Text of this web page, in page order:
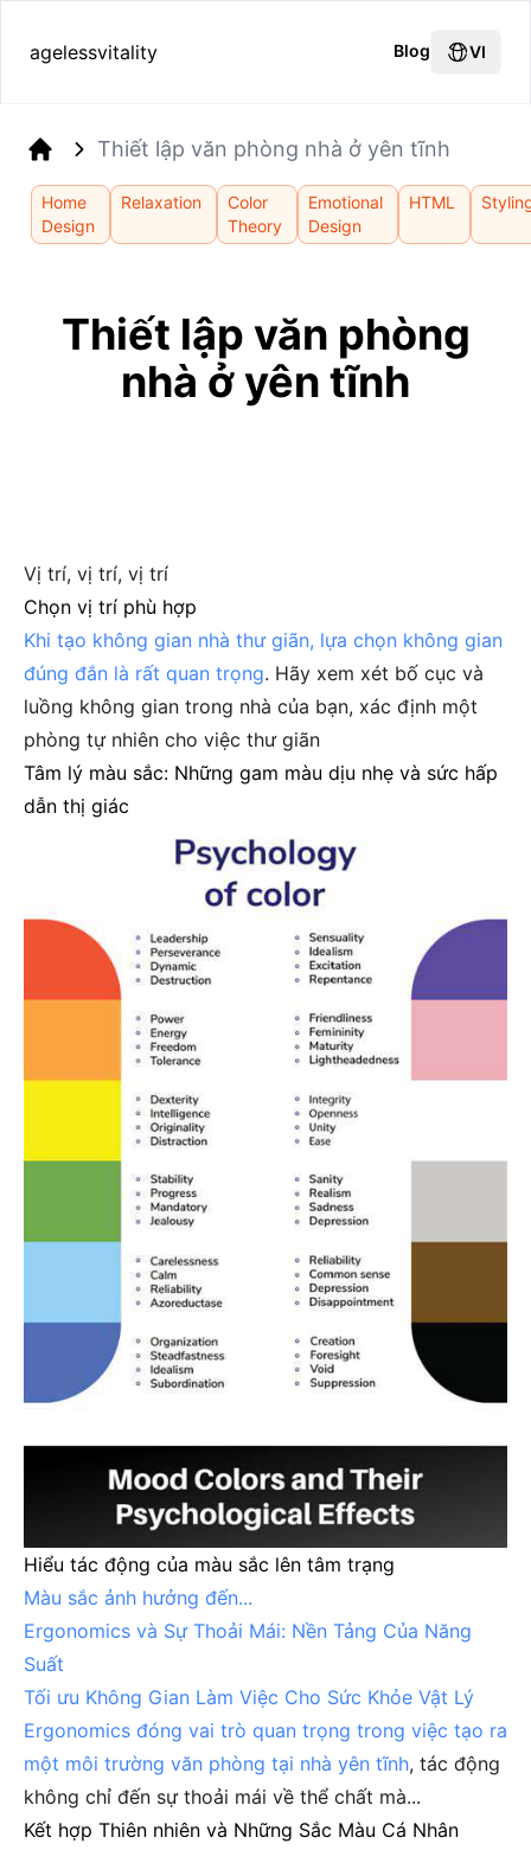
agelessvitality Blog VI
Thiết lập văn phòng nhà ở yên tĩnh
Home
Design
Relaxation
Color
Theory
Emotional
Design
HTML
Thiết lập văn phòng
nhà ở yên tĩnh
Vị trí, vị trí, vị trí
Chọn vị trí phù hợp
Khi tạo không gian nhà thư giãn, lựa chọn không gian
đúng đắn là rất quan trọng. Hãy xem xét bố cục và
luồng không gian trong nhà của bạn, xác định một
phòng tự nhiên cho việc thư giãn
Tâm lý màu sắc: Những gam màu dịu nhẹ và sức hấp
dẫn thị giác
Hiểu tác động của màu sắc lên tâm trạng
Màu sắc ảnh hưởng đến...
Ergonomics và Sự Thoải Mái: Nền Tảng Của Năng
Suất
Tối ưu Không Gian Làm Việc Cho Sức Khỏe Vật Lý
Ergonomics đóng vai trò quan trọng trong việc tạo ra
một môi trường văn phòng tại nhà yên tĩnh, tác động
không chỉ đến sự thoải mái về thể chất mà...
Kết hợp Thiên nhiên và Những Sắc Màu Cá Nhân